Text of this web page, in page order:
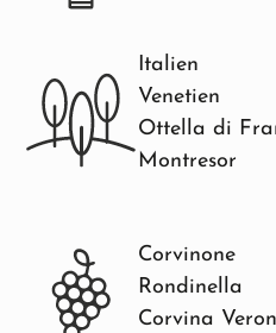
Italien
Venetien
Ottella di
Montresor
Corvinone
Rondinella
Corvina